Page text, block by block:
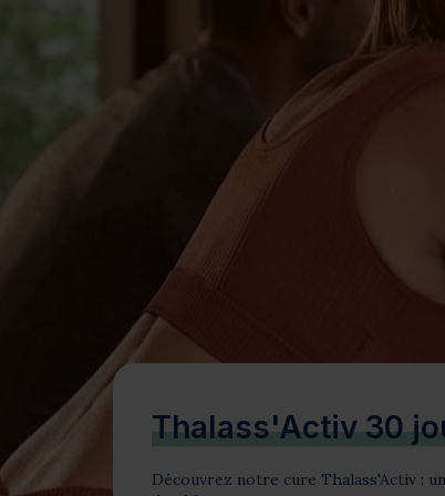
Sur-mesure
Thalass'Activ 30
Découvrez notre cure Thalass'Activ :